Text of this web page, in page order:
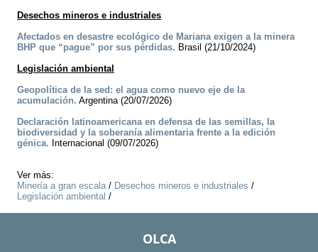
Desechos mineros e industriales
Afectados en desastre ecológico de Mariana exigen a la minera
BHP que “pague” por sus pérdidas. Brasil (21/10/2024)
Legislación ambiental
Geopolítica de la sed: el agua como nuevo eje de la
acumulación. Argentina (20/07/2026)
Declaración latinoamericana en defensa de las semillas, la
biodiversidad y la soberanía alimentaria frente a la edición
génica. Internacional (09/07/2026)
Ver más:
Minería a gran escala/ Desechos mineros e industriales /
Legislación ambiental /
OLCA